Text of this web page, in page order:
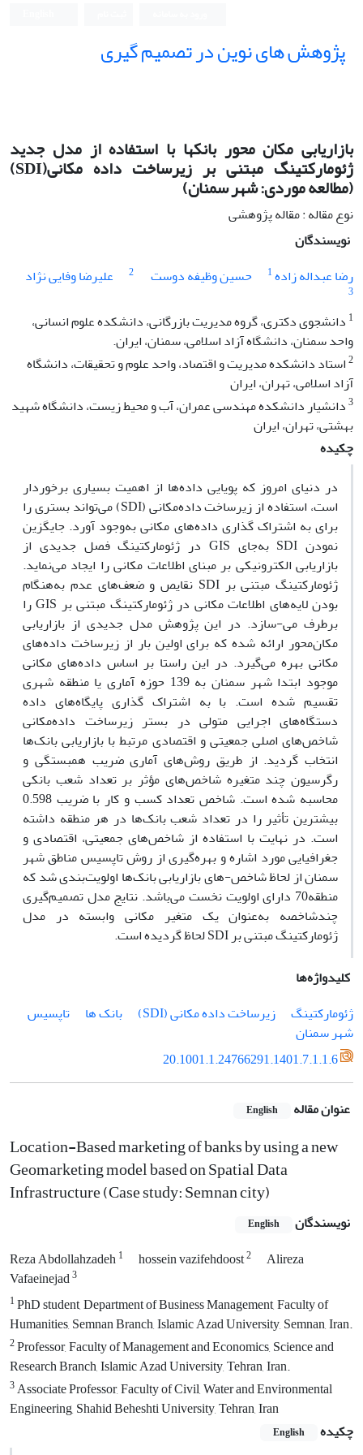
پژوهش های نوین در تصمیم گیری
بازاریابی مکان محور بانکها با استفاده از مدل جدید
ژئومارکتینگ مبتنی بر زیرساخت داده مکانی(SDI)
(مطالعه موردی: شهر سمنان)
نوع مقاله : مقاله پژوهشی
نویسندگان
رضا عبداله زاده1 حسین وظیفه دوست 2 علیرضا وفایی نژاد
3
1 دانشجوی دکتری، گروه مدیریت بازرگانی، دانشکده علوم انسانی،
واحد سمنان، دانشگاه آزاد اسلامی، سمنان، ایران.
2استاد دانشکده مدیریت و اقتصاد، واحد علوم و تحقیقات، دانشگاه
آزاد اسلامی، تهران، ایران
3دانشیار دانشکده مهندسی عمران، آب و محیط زیست، دانشگاه شهید
بهشتی، تهران، ایران
چکیده
در دنیای امروز که پویایی داده‌ها از اهمیت بسیاری برخوردار
است، استفاده از زیرساخت داده‌مکانی (SDI) می‌تواند بستری را
برای به اشتراک گذاری داده‌های مکانی به‌وجود آورد. جایگزین
نمودن SDI به‌جای GIS در ژئومارکتینگ فصل جدیدی از
بازاریابی الکترونیکی بر مبنای اطلاعات مکانی را ایجاد می‌نماید.
ژئومارکتینگ مبتنی بر SDI نقایص و ضعف‌های عدم به‌هنگام
بودن لایه‌های اطلاعات مکانی در ژئومارکتینگ مبتنی بر GIS را
برطرف می-سازد. در این پژوهش مدل جدیدی از بازاریابی
مکان‌محور ارائه شده که برای اولین بار از زیرساخت داده‌های
مکانی بهره می‌گیرد. در این راستا بر اساس داده‌های مکانی
موجود ابتدا شهر سمنان به 139 حوزه آماری یا منطقه شهری
تقسیم شده است. با به اشتراک گذاری پایگاه‌های داده
دستگاه‌های اجرایی متولی در بستر زیر‌ساخت داده‌مکانی
شاخص‌های اصلی جمعیتی و اقتصادی مرتبط با بازاریابی بانک‌ها
انتخاب گردید. از طریق روش‌های آماری ضریب همبستگی و
رگرسیون چند متغیره شاخص‌های مؤثر بر تعداد شعب بانکی
محاسبه شده است. شاخص تعداد کسب و کار با ضریب 0.598
بیشترین تأثیر را در تعداد شعب بانک‌ها در هر منطقه داشته
است. در نهایت با استفاده از شاخص‌های جمعیتی، اقتصادی و
جغرافیایی مورد اشاره و بهره‌گیری از روش تاپسیس مناطق شهر
سمنان از لحاظ شاخص-های بازاریابی بانک‌ها اولویت‌بندی شد که
منطقه70 دارای اولویت نخست می‌باشد. نتایج مدل تصمیم‌گیری
چند‌شاخصه به‌عنوان یک متغیر مکانی وابسته در مدل
ژئومارکتینگ مبتنی بر SDI لحاظ گردیده است.
کلیدواژه‌ها
ژئومارکتینگ
زیرساخت داده مکانی (SDI) بانک ها
تاپسیس
شهر سمنان
20.1001.1.24766291.1401.7.1.1.6
عنوان مقاله English
Location-Based marketing of banks by using a new
Geomarketing model based on Spatial Data
Infrastructure (Case study: Semnan city)
نویسندگان English
Reza Abdollahzadeh1 hossein vazifehdoost2
Alireza
Vafaeinejad3
1PhD student, Department of Business Management, Faculty of
Humanities, Semnan Branch, Islamic Azad University, Semnan, Iran.
2Professor, Faculty of Management and Economics, Science and
Research Branch, Islamic Azad University, Tehran, Iran.
3Associate Professor, Faculty of Civil, Water and Environmental
Engineering, Shahid Beheshti University, Tehran, Iran
چکیده
English